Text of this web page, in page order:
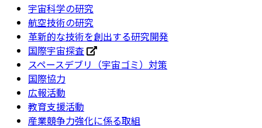
宇宙科学の研究
航空技術の研究
革新的な技術を創出する研究開発
国際宇宙探査
スペースデブリ（宇宙ゴミ）対策
国際協力
広報活動
教育支援活動
産業競争力強化に係る取組